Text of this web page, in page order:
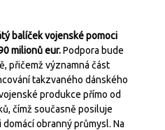
balíček vojenské pomoci
milionů eur.Podpora bude
přičemž významná část
takzvaného dánského
produkce přímo od
čímž současně posiluje
obranný průmysl. Na